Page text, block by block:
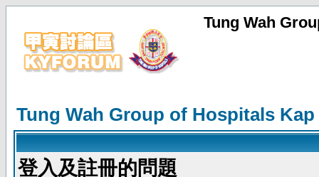
Tung Wah
Tung Wah Group of Hospitals
登入及註冊的問題